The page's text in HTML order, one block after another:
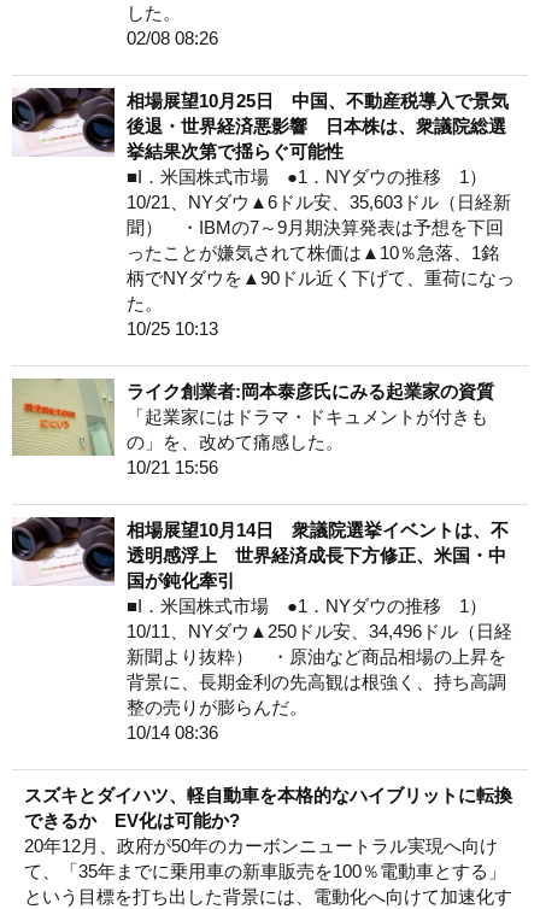
した。
02/08 08:26
相場展望10月25日 中国、不動産税導入で景気
後退・世界経済悪影響 日本株は、衆議院総選
挙結果次第で揺らぐ可能性
■I．米国株式市場 ●1．NYダウの推移 1）
10/21、NYダウ▲6ドル安、35,603ドル（日経新
聞） ・IBMの7～9月期決算発表は予想を下回
ったことが嫌気されて株価は▲10％急落、1銘
柄でNYダウを▲90ドル近く下げて、重荷になっ
た。
10/25 10:13
ライク創業者:岡本泰彦氏にみる起業家の資質
「起業家にはドラマ・ドキュメントが付きも
の」を、改めて痛感した。
10/21 15:56
相場展望10月14日 衆議院選挙イベントは、不
透明感浮上 世界経済成長下方修正、米国・中
国が鈍化牽引
■I．米国株式市場 ●1．NYダウの推移 1）
10/11、NYダウ▲250ドル安、34,496ドル（日経
新聞より抜粋） ・原油など商品相場の上昇を
背景に、長期金利の先高観は根強く、持ち高調
整の売りが膨らんだ。
10/14 08:36
スズキとダイハツ、軽自動車を本格的なハイブリットに転換
できるか EV化は可能か?
20年12月、政府が50年のカーボンニュートラル実現へ向け
て、「35年までに乗用車の新車販売を100％電動車とする」
という目標を打ち出した背景には、電動化へ向けて加速化す